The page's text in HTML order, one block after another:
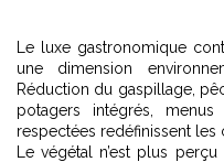
Le luxe gastronomique
une dimension
Réduction du gaspillage,
potagers intégrés,
respectées redéfinissent les
Le végétal n’est plus